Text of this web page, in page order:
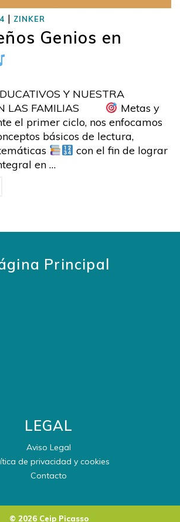
| ZINKER
Genios en
Y NUESTRA
LAS FAMILIAS
Metas y
el primer ciclo, nos enfocamos
básicos de lectura,
con el fin de lograr
en …
Principal
LEGAL
Aviso Legal
de privacidad y cookies
Contacto
© 2026 Ceip Picasso